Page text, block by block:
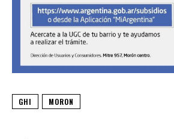
GHI MORON